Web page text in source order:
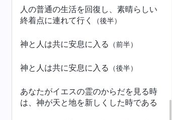
人の普通の生活を回復し、素晴らしい
終着点に連れて行く
（後半）
神と人は共に安息に入る （前半）
神と人は共に安息に入る （後半）
あなたがイエスの霊のからだを見る時
は、神が天と地を新しくした時である